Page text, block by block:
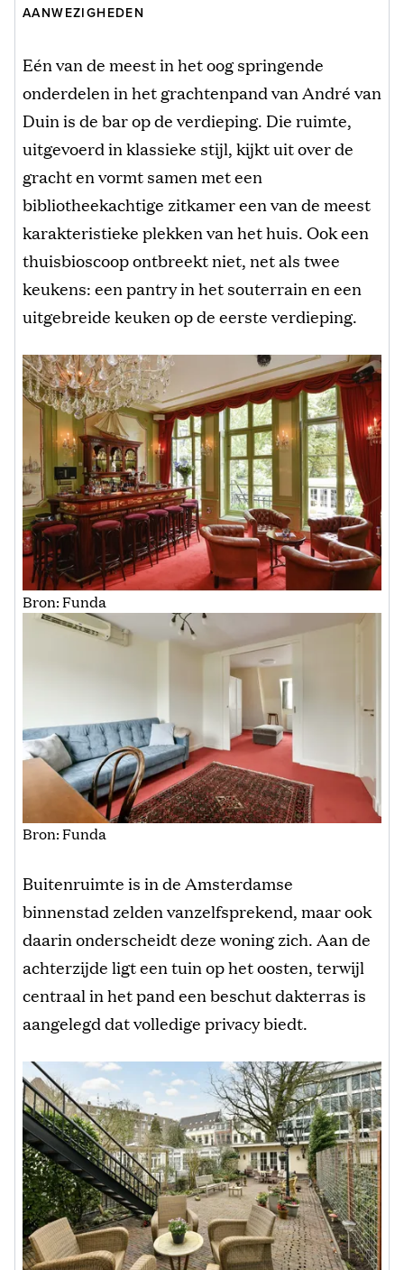
AANWEZIGHEDEN
Eén van de meest in het oog springende
onderdelen in het grachtenpand van André van
Duin is de bar op de verdieping. Die ruimte,
uitgevoerd in klassieke stijl, kijkt uit over de
gracht en vormt samen met een
bibliotheekachtige zitkamer een van de meest
karakteristieke plekken van het huis. Ook een
thuisbioscoop ontbreekt niet, net als twee
keukens: een pantry in het souterrain en een
uitgebreide keuken op de eerste verdieping.
Bron: Funda
Bron: Funda
Buitenruimte is in de Amsterdamse
binnenstad zelden vanzelfsprekend, maar ook
daarin onderscheidt deze woning zich. Aan de
achterzijde ligt een tuin op het oosten, terwijl
centraal in het pand een beschut dakterras is
aangelegd dat volledige privacy biedt.